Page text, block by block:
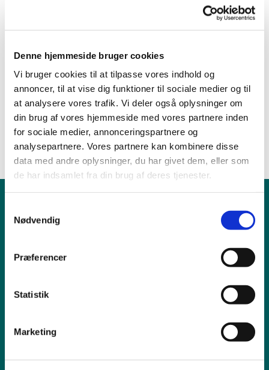
Denne hjemmeside bruger cookies
Vi bruger cookies til at tilpasse vores indhold og
annoncer, til at vise dig funktioner til sociale medier og til
at analysere vores trafik. Vi deler også oplysninger om
din brug af vores hjemmeside med vores partnere inden
for sociale medier, annonceringspartnere og
analysepartnere. Vores partnere kan kombinere disse
data med andre oplysninger, du har givet dem, eller som
de har indsamlet fra din brug af deres tjenester.
Nødvendig
Præferencer
Statistik
Marketing
klik
Referat fra menighedsrådsmøde 30/1-2020 -
her
Referat fra menighedsrådsmøde 21/11-2019 -
her
Babysalmesang
Minikonfirmander
Navneændring
Bortkomne attester